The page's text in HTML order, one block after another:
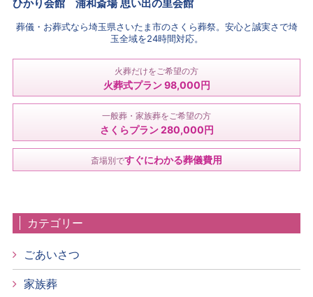
ひかり会館 浦和斎場 思い出の里会館
葬儀・お葬式なら埼玉県さいたま市のさくら葬祭。安心と誠実さで埼
玉全域を24時間対応。
火葬だけをご希望の方
火葬式プラン 98,000円
一般葬・家族葬をご希望の方
さくらプラン 280,000円
斎場別ですぐにわかる葬儀費用
カテゴリー
ごあいさつ
家族葬